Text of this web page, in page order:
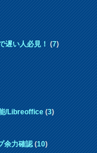
遅い人必見！(7)
/Libreoffice(3)
余力確認(10)